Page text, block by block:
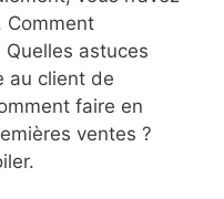
Comment
astuces
au client de
faire en
ventes ?